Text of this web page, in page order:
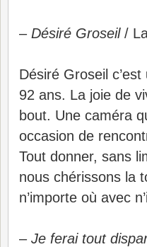
– Désiré Groseil/
Désiré Groseil
92 ans. La joie de
bout. Une caméra
occasion de
Tout donner, sans
nous chérissons la
n’importe où avec
– Je ferai tout